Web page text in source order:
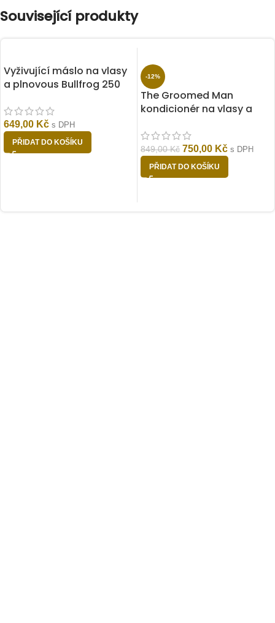
Související produkty
Vyživující máslo na vlasy
a plnovous Bullfrog 250
649,00 Kč s DPH
PŘIDAT DO KOŠÍKU
-12%
The Groomed Man
kondicionér na vlasy a
849,00Kč 750,00 Kč s DPH
PŘIDAT DO KOŠÍKU